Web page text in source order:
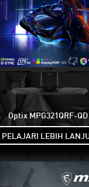
Optix MPG321QRF-QD
PELAJARI LEBIH